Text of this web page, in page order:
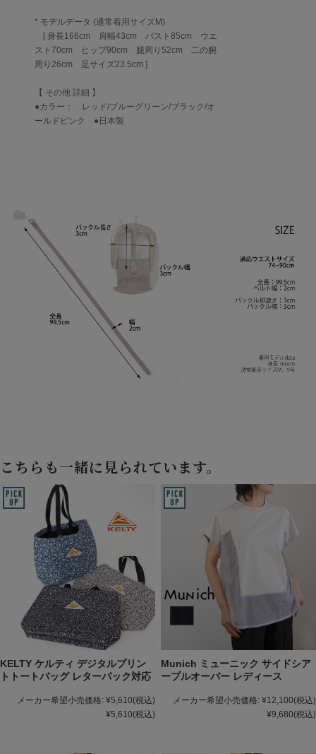
* モデルデータ (通常着用サイズM)
[ 身長166cm 肩幅43cm バスト85cm ウエ
スト70cm ヒップ90cm 腿周り52cm 二の腕
周り26cm 足サイズ23.5cm ]
【 その他 詳細 】
●カラー： レッド/ブルーグリーン/ブラック/オ
ールドピンク ●日本製
こちらも一緒に見られています。
KELTY ケルティ デジタルプリン
トトートバッグ レターパック対応
メーカー希望小売価格: ¥5,610(税込)
¥5,610(税込)
Munich ミューニック サイドシア
ープルオーバー レディース
メーカー希望小売価格: ¥12,100(税込)
¥9,680(税込)